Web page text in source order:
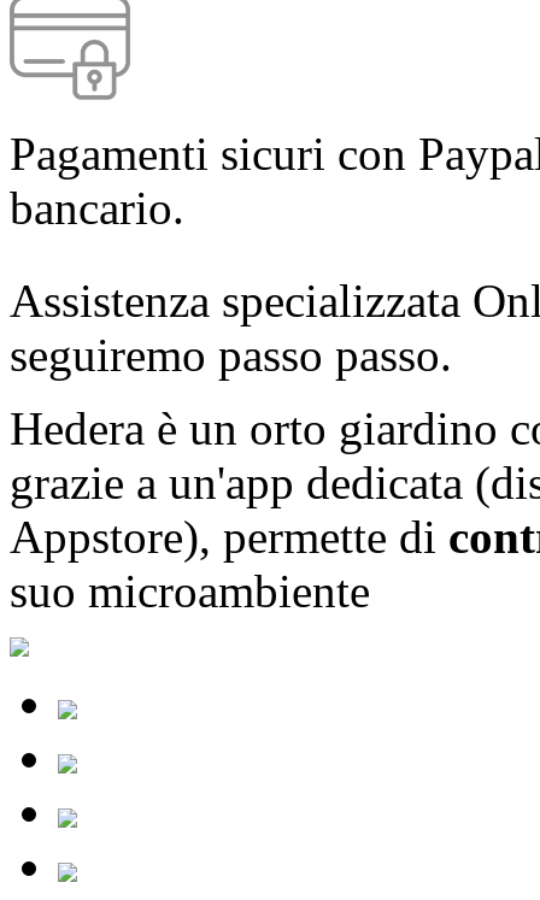
Pagamenti sicuri con
bancario.
Assistenza specializzata
seguiremo passo passo.
Hedera è un orto giardino
grazie a un'app dedicata
Appstore), permette di
suo microambiente